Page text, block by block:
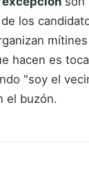
los
hacen es
"soy el
el buzón.